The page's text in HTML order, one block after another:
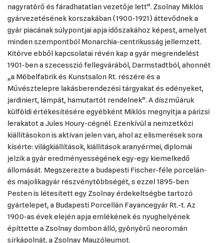
nagyratörő és fáradhatatlan vezetője lett”. Zsolnay Miklós
gyárvezetésének korszakában (1900-1921) áttevődnek a
gyár piacának súlypontjai apja időszakához képest, amelyet
minden szempontból Monarchia-centrikusság jellemzett.
Kitörve ebből kapcsolatai révén kap a gyár megrendelést
1901-ben a szecesszió fellegvárából, Darmstadtból, ahonnét
„a Möbelfabrik és Kunstsalon Rt. részére és a
Művésztelepre lakásberendezési tárgyakat és edényeket,
jardiniert, lámpát, hamutartót rendelnek”. A díszműáruk
külföldi értékesítésére egyébként Miklós megnyitja a párizsi
lerakatot a Jules Houry-cégnél. Ezenkívül a nemzetközi
kiállításokon is aktívan jelen van, ahol az elismerések sora
kísérte: világkiállítások, kiállítások aranyérmei, diplomái
jelzik a gyár eredményességének egy-egy kiemelkedő
állomását. Megszerezte a budapesti Fischer-féle porcelán-
és majolikagyár részvénytöbbségét, s ezzel 1895-ben
Pesten is létesített egy Zsolnay érdekeltségbe tartozó
gyártelepet, a Budapesti Porcellán Fayancegyár Rt.-t. Az
1900-as évek elején apja emlékének és nyughelyének
építtette a Zsolnay dombon álló, gyönyörű neoromán
sírkápolnát, a Zsolnay Mauzóleumot.